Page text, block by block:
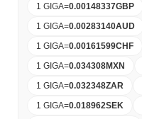
1 GIGA=0.00148337GBP
1 GIGA=0.00283140AUD
1 GIGA=0.00161599CHF
1 GIGA=0.034308MXN
1 GIGA=0.032348ZAR
1 GIGA=0.018962SEK